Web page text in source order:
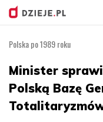
Polska po 1989 roku
Minister
Polską Bazę